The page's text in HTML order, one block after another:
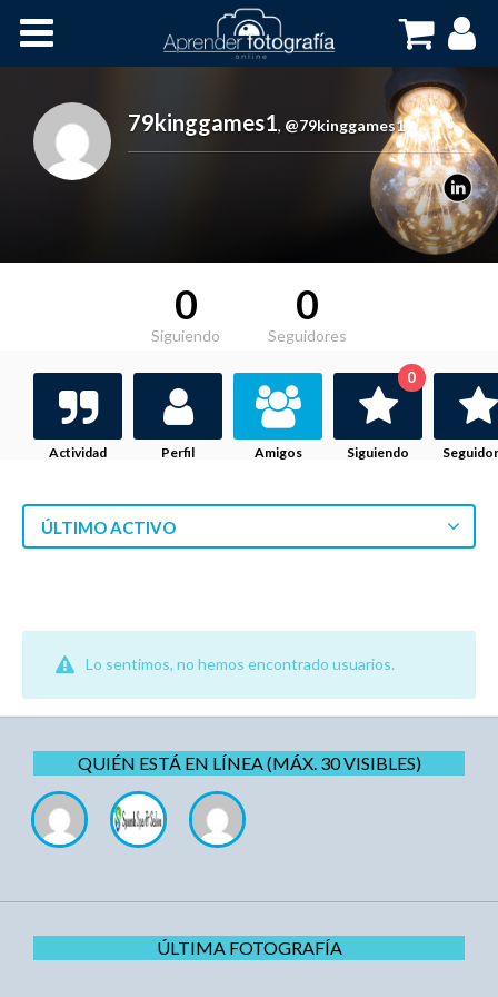
Cursos OnLine
79kinggames1, @79kinggames1
0
Siguiendo
0
Seguidores
Actividad Perfil Amigos Siguiendo
0
ÚLTIMO ACTIVO
Lo sentimos, no hemos encontrado usuarios.
QUIÉN ESTÁ EN LÍNEA (MÁX. 30 VISIBLES)
ÚLTIMA FOTOGRAFÍA